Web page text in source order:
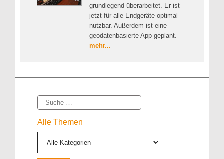
grundlegend überarbeitet. Er ist
jetzt für alle Endgeräte optimal
nutzbar. Außerdem ist eine
geodatenbasierte App geplant.
mehr...
Suche
Alle Themen